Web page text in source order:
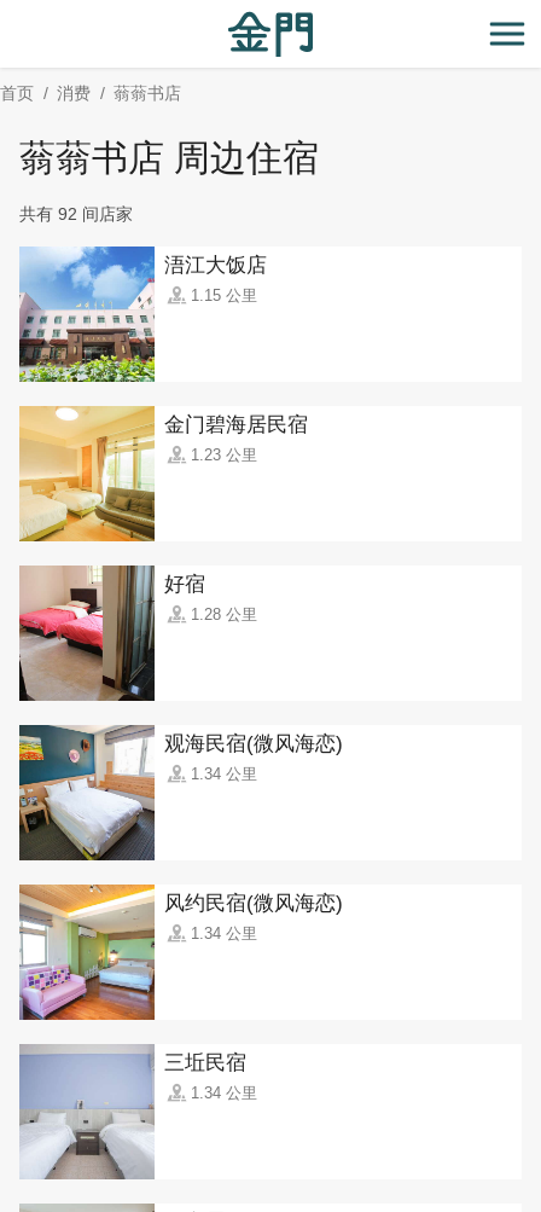
主
要
开
首页 消费 蓊蓊书店
蓊蓊书店 周边住宿
共有 92 间店家
浯江大饭店
1.15 公里
金门碧海居民宿
1.23 公里
好宿
1.28 公里
观海民宿(微风海恋)
1.34 公里
风约民宿(微风海恋)
1.34 公里
三坵民宿
1.34 公里